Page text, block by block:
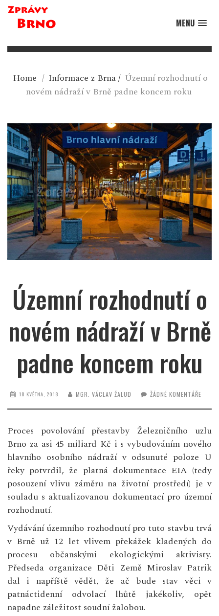
MENU
Home / Informace z Brna/ Územní rozhodnutí o
novém nádraží v Brně padne koncem roku
Územní rozhodnutí o
novém nádraží v Brně
padne koncem roku
18 KVĚTNA, 2018 MGR. VÁCLAV ŽALUD ŽÁDNÉ KOMENTÁŘE
Proces povolování přestavby Železničního uzlu
Brno za asi 45 miliard Kč i s vybudováním nového
hlavního osobního nádraží v odsunuté poloze U
řeky potvrdil, že platná dokumentace EIA (tedy
posouzení vlivu záměru na životní prostředí) je v
souladu s aktualizovanou dokumentací pro územní
rozhodnutí.
Vydávání územního rozhodnutí pro tuto stavbu trvá
v Brně už 12 let vlivem překážek kladených do
procesu občanskými ekologickými aktivisty.
Předseda organizace Děti Země Miroslav Patrik
dal i napříště vědět, že ač bude stav věci v
patnáctidenní odvolací lhůtě jakékoliv, opět
napadne záležitost soudní žalobou.